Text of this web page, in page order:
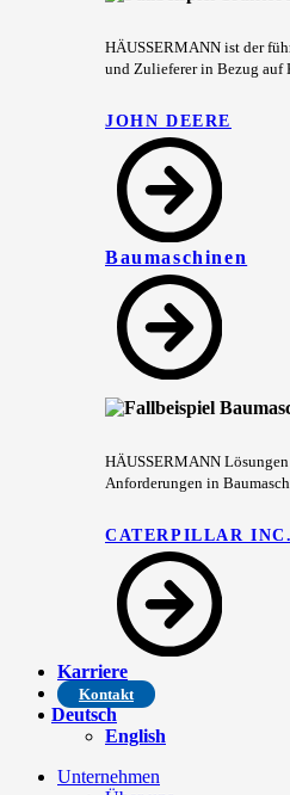
HÄUSSERMANN ist der
und Zulieferer in Bezug auf
JOHN DEERE
Baumaschinen
HÄUSSERMANN
Anforderungen in
CATERPILLAR INC.
Karriere
Kontakt
Deutsch
English
Unternehmen